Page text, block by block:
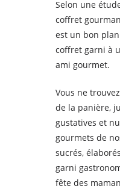
Selon une
coffret
est un bon
coffret garni à
ami gourmet.
Vous ne
de la panière,
gustatives et
gourmets de
sucrés,
garni
fête des